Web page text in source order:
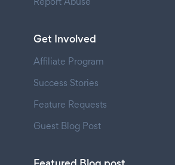
Get Involved
Affiliate Program
Success Stories
Feature Requests
Guest Blog Post